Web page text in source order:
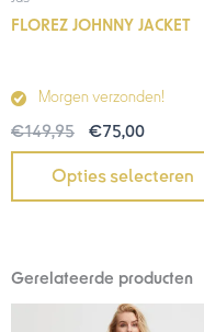
FLOREZ JOHNNY JACKET
Morgen verzonden!
€149,95 €75,00
Opties selecteren
Gerelateerde producten